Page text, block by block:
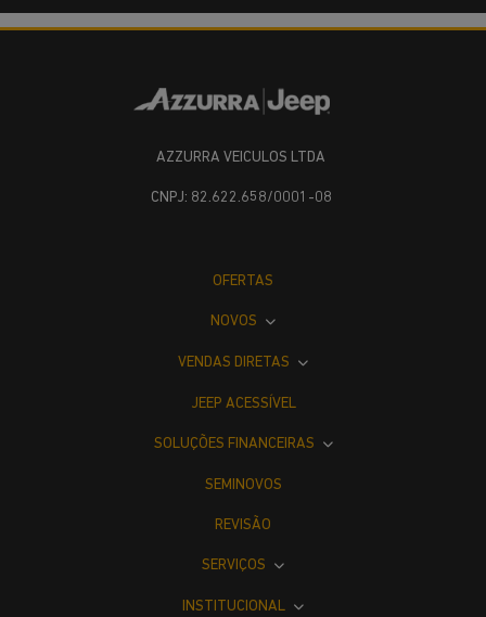
AZZURRA VEICULOS LTDA
CNPJ: 82.622.658/0001-08
OFERTAS
NOVOS
VENDAS DIRETAS
JEEP ACESSÍVEL
SOLUÇÕES FINANCEIRAS
SEMINOVOS
REVISÃO
SERVIÇOS
INSTITUCIONAL